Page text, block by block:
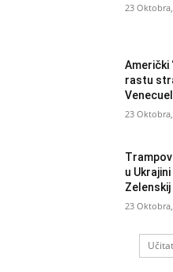
23
Američki
rastu
23
u
Zelenskij
23